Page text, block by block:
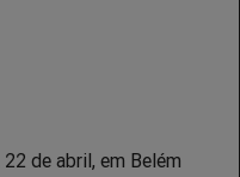
de abril, em Belém